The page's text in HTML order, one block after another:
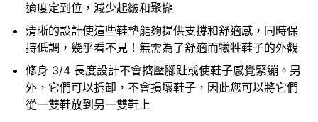
適度定到位，減少起皺和聚攏
清晰的設計使這些鞋墊能夠提供支撐和舒適感，同時保
持低調，幾乎看不見！無需為了舒適而犧牲鞋子的外觀
修身 3/4 長度設計不會擠壓腳趾或使鞋子感覺緊繃。另
外，它們可以拆卸，不會損壞鞋子，因此您可以將它們
從一雙鞋放到另一雙鞋上